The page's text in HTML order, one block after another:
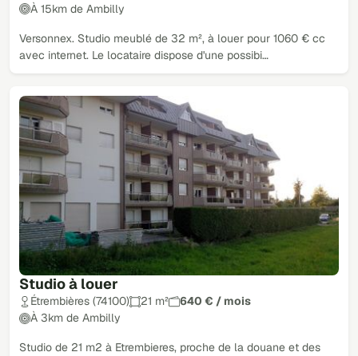
À 15km de Ambilly
Versonnex. Studio meublé de 32 m², à louer pour 1060 € cc
avec internet. Le locataire dispose d'une possibi…
Studio à louer
Étrembières (74100) 21 m²
640 € / mois
À 3km de Ambilly
Studio de 21 m2 à Etrembieres, proche de la douane et des